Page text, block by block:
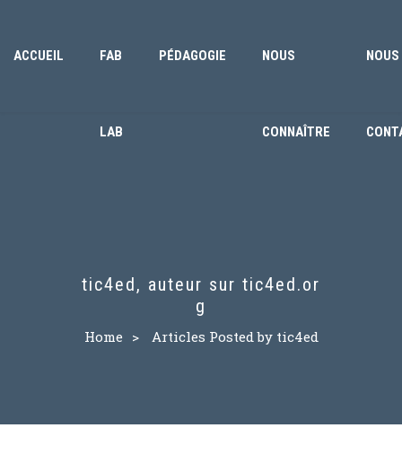
ACCUEIL FAB
LAB
PÉDAGOGIE NOUS
CONNAÎTRE
NOUS
tic4ed, auteur sur tic4ed.or
g
Home > Articles Posted by tic4ed